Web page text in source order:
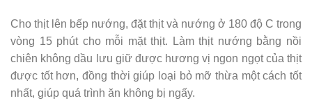
Cho thịt lên bếp nướng, đặt thịt và nướng ở 180 độ C trong
vòng 15 phút cho mỗi mặt thịt. Làm thịt nướng bằng nồi
chiên không dầu lưu giữ được hương vị ngon ngọt của thịt
được tốt hơn, đồng thời giúp loại bỏ mỡ thừa một cách tốt
nhất, giúp quá trình ăn không bị ngấy.